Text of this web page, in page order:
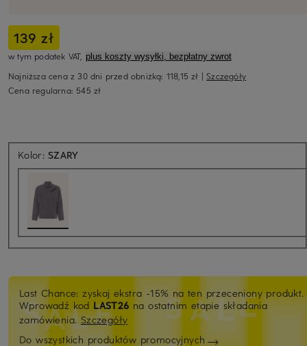
139 zł
w tym podatek VAT, plus koszty wysyłki, bezpłatny zwrot
Najniższa cena z 30 dni przed obniżką: 118,15 zł |Szczegóły
Cena regularna: 545 zł
Kolor: SZARY
Last Chance: zyskaj ekstra -15% na ten przeceniony produkt.
Wprowadź kod LAST26 na ostatnim etapie składania
zamówienia. Szczegóły
Do wszystkich produktów promocyjnych